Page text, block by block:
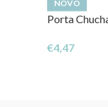
NOVO
Porta
€4,47